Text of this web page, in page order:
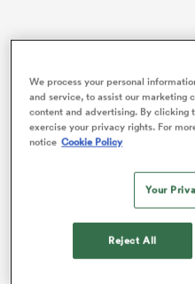
Celle-ci devait statuer sur
qui ont reçu un carton
déloyal. Semi Radradra
We process your personal
and service, to assist our marketing
content and advertising. By clicking
exercise your privacy rights. For
notice Cookie Policy
Your
Reject All